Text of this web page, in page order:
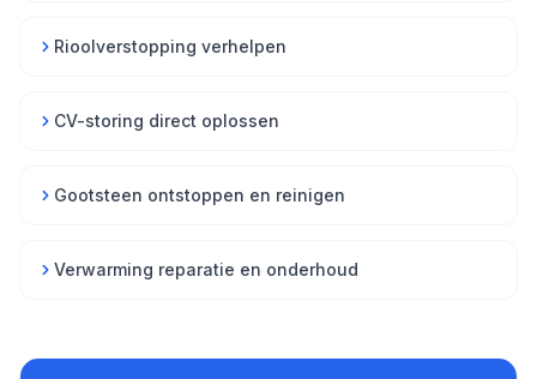
Rioolverstopping verhelpen
CV-storing direct oplossen
Gootsteen ontstoppen en reinigen
Verwarming reparatie en onderhoud